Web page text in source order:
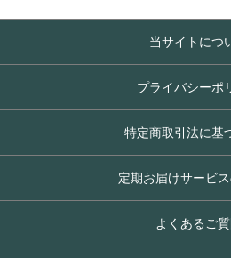
当サイトにつ
プライバシーポ
特定商取引法に基
定期お届けサービ
よくあるご